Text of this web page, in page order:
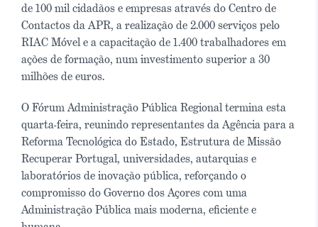
de 100 mil cidadãos e empresas através do Centro de
Contactos da APR, a realização de 2.000 serviços pelo
RIAC Móvel e a capacitação de 1.400 trabalhadores em
ações de formação, num investimento superior a 30
milhões de euros.
O Fórum Administração Pública Regional termina esta
quarta-feira, reunindo representantes da Agência para a
Reforma Tecnológica do Estado, Estrutura de Missão
Recuperar Portugal, universidades, autarquias e
laboratórios de inovação pública, reforçando o
compromisso do Governo dos Açores com uma
Administração Pública mais moderna, eficiente e